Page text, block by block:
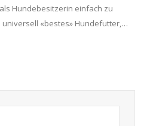
Hundebesitzerin einfach zu
universell «bestes» Hundefutter,…